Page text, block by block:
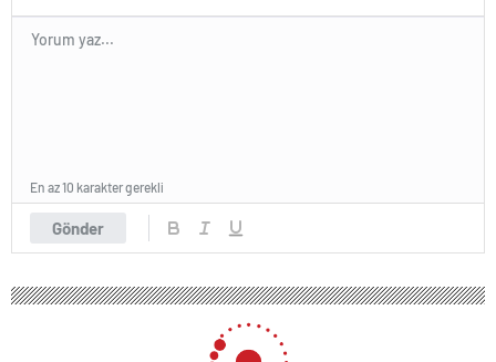
Gönder
En az 10 karakter gerekli